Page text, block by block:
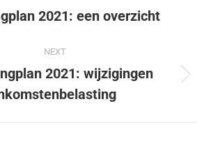
2021: een overzicht
NEXT
2021: wijzigingen